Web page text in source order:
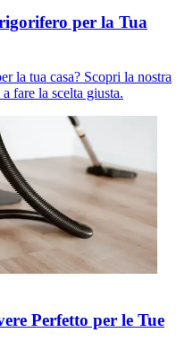
per la Tua
la tua casa? Scopri la nostra
fare la scelta giusta.
Perfetto per le Tue